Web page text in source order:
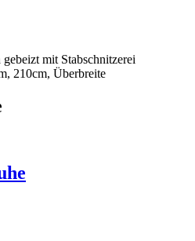
mit Stabschnitzerei
210cm, Überbreite